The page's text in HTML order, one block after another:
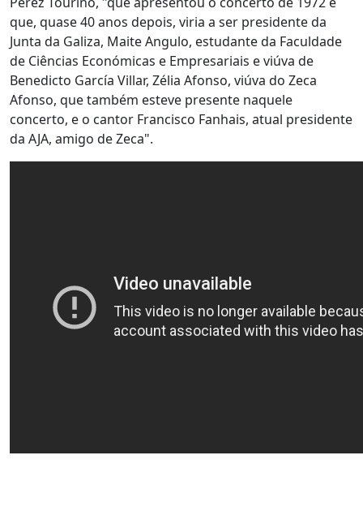
que, quase 40 anos depois, viria a ser presidente da
Junta da Galiza, Maite Angulo, estudante da Faculdade
de Ciências Económicas e Empresariais e viúva de
Benedicto García Villar, Zélia Afonso, viúva do Zeca
Afonso, que também esteve presente naquele
concerto, e o cantor Francisco Fanhais, atual presidente
da AJA, amigo de Zeca".